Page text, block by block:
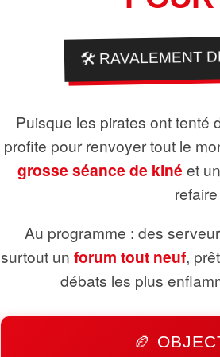
🛠️ RAVALEMENT
Puisque les pirates ont tenté
profite pour renvoyer tout le
grosse séance de kiné et
Au programme : des
surtout un forum tout neuf,
débats les plus
🏉